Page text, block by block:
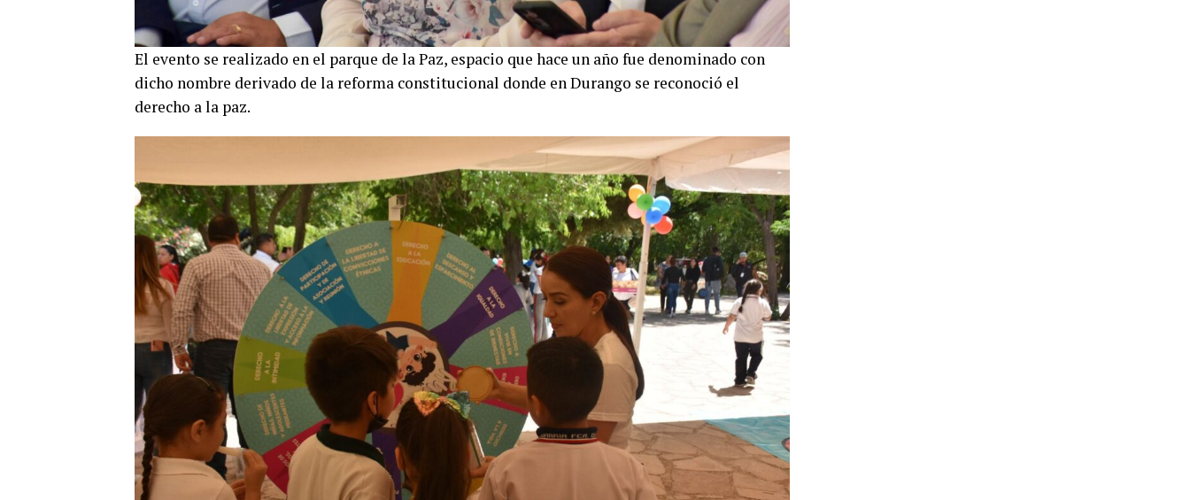
El evento se realizado en el parque de la Paz, espacio que hace un año fue denominado con
dicho nombre derivado de la reforma constitucional donde en Durango se reconoció el
derecho a la paz.